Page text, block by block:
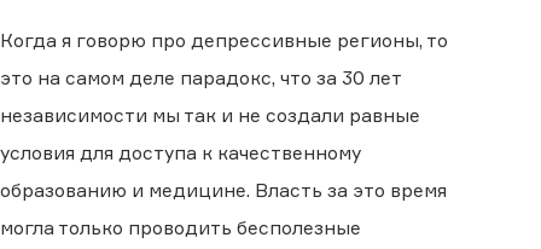
Когда я говорю про депрессивные регионы, то
это на самом деле парадокс, что за 30 лет
независимости мы так и не создали равные
условия для доступа к качественному
образованию и медицине. Власть за это время
могла только проводить бесполезные